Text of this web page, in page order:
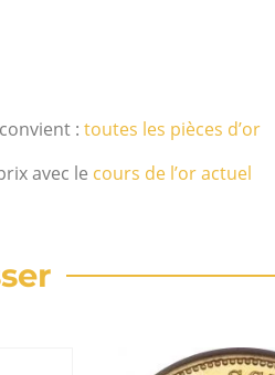
: toutes les pièces d’or
avec le cours de l’or actuel